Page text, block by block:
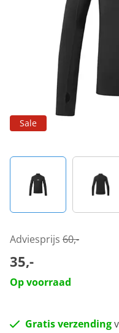
Sale
Adviesprijs 60,-
35,-
Op voorraad
Gratis verzending